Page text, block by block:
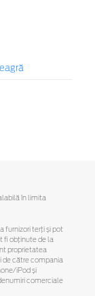
în limita
furnizori terți și pot
fi obținute de la
proprietatea
de către compania
iPod și
comerciale